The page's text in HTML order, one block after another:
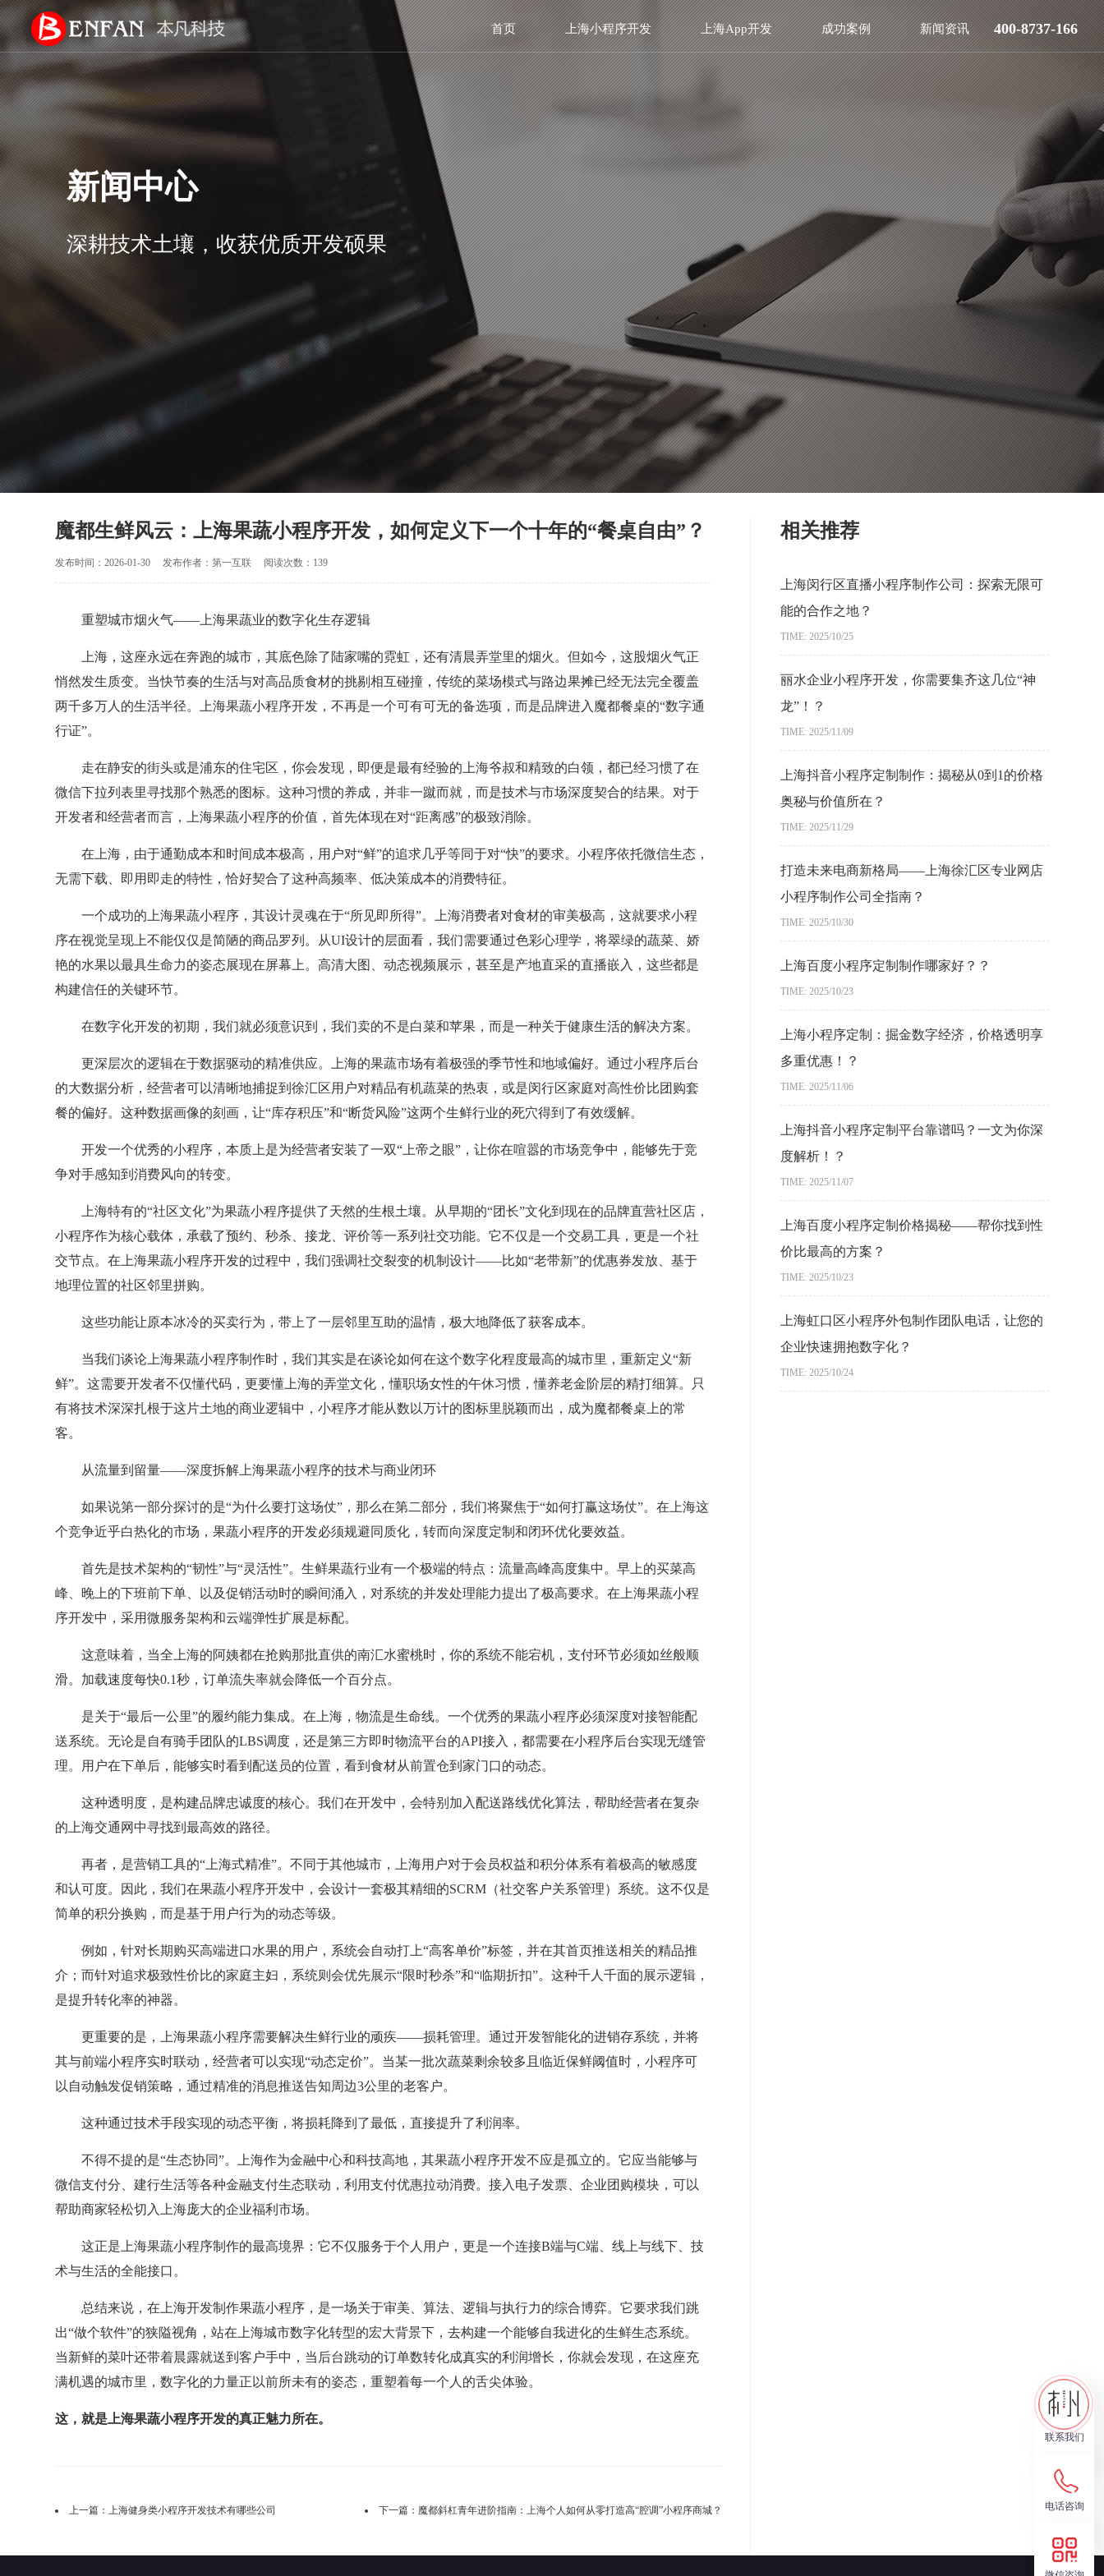
联系我们
电话咨询
400-8737-166
首页 上海小程序开发 上海App开发 成功案例 新闻资讯
新闻中心
深耕技术土壤，收获优质开发硕果
魔都生鲜风云：上海果蔬小程序开发，如何定义下一个十年的“餐桌自由”？
发布时间：2026-01-30 发布作者：第一互联 阅读次数：139
重塑城市烟火气——上海果蔬业的数字化生存逻辑
上海，这座永远在奔跑的城市，其底色除了陆家嘴的霓虹，还有清晨弄堂里的烟火。但如今，这股烟火气正
悄然发生质变。当快节奏的生活与对高品质食材的挑剔相互碰撞，传统的菜场模式与路边果摊已经无法完全覆盖
两千多万人的生活半径。上海果蔬小程序开发，不再是一个可有可无的备选项，而是品牌进入魔都餐桌的“数字通
行证”。
走在静安的街头或是浦东的住宅区，你会发现，即便是最有经验的上海爷叔和精致的白领，都已经习惯了在
微信下拉列表里寻找那个熟悉的图标。这种习惯的养成，并非一蹴而就，而是技术与市场深度契合的结果。对于
开发者和经营者而言，上海果蔬小程序的价值，首先体现在对“距离感”的极致消除。
在上海，由于通勤成本和时间成本极高，用户对“鲜”的追求几乎等同于对“快”的要求。小程序依托微信生态，
无需下载、即用即走的特性，恰好契合了这种高频率、低决策成本的消费特征。
一个成功的上海果蔬小程序，其设计灵魂在于“所见即所得”。上海消费者对食材的审美极高，这就要求小程
序在视觉呈现上不能仅仅是简陋的商品罗列。从UI设计的层面看，我们需要通过色彩心理学，将翠绿的蔬菜、娇
艳的水果以最具生命力的姿态展现在屏幕上。高清大图、动态视频展示，甚至是产地直采的直播嵌入，这些都是
构建信任的关键环节。
在数字化开发的初期，我们就必须意识到，我们卖的不是白菜和苹果，而是一种关于健康生活的解决方案。
更深层次的逻辑在于数据驱动的精准供应。上海的果蔬市场有着极强的季节性和地域偏好。通过小程序后台
的大数据分析，经营者可以清晰地捕捉到徐汇区用户对精品有机蔬菜的热衷，或是闵行区家庭对高性价比团购套
餐的偏好。这种数据画像的刻画，让“库存积压”和“断货风险”这两个生鲜行业的死穴得到了有效缓解。
开发一个优秀的小程序，本质上是为经营者安装了一双“上帝之眼”，让你在喧嚣的市场竞争中，能够先于竞
争对手感知到消费风向的转变。
上海特有的“社区文化”为果蔬小程序提供了天然的生根土壤。从早期的“团长”文化到现在的品牌直营社区店，
小程序作为核心载体，承载了预约、秒杀、接龙、评价等一系列社交功能。它不仅是一个交易工具，更是一个社
交节点。在上海果蔬小程序开发的过程中，我们强调社交裂变的机制设计——比如“老带新”的优惠券发放、基于
地理位置的社区邻里拼购。
这些功能让原本冰冷的买卖行为，带上了一层邻里互助的温情，极大地降低了获客成本。
当我们谈论上海果蔬小程序制作时，我们其实是在谈论如何在这个数字化程度最高的城市里，重新定义“新
鲜”。这需要开发者不仅懂代码，更要懂上海的弄堂文化，懂职场女性的午休习惯，懂养老金阶层的精打细算。只
有将技术深深扎根于这片土地的商业逻辑中，小程序才能从数以万计的图标里脱颖而出，成为魔都餐桌上的常
客。
从流量到留量——深度拆解上海果蔬小程序的技术与商业闭环
如果说第一部分探讨的是“为什么要打这场仗”，那么在第二部分，我们将聚焦于“如何打赢这场仗”。在上海这
个竞争近乎白热化的市场，果蔬小程序的开发必须规避同质化，转而向深度定制和闭环优化要效益。
首先是技术架构的“韧性”与“灵活性”。生鲜果蔬行业有一个极端的特点：流量高峰高度集中。早上的买菜高
峰、晚上的下班前下单、以及促销活动时的瞬间涌入，对系统的并发处理能力提出了极高要求。在上海果蔬小程
序开发中，采用微服务架构和云端弹性扩展是标配。
这意味着，当全上海的阿姨都在抢购那批直供的南汇水蜜桃时，你的系统不能宕机，支付环节必须如丝般顺
滑。加载速度每快0.1秒，订单流失率就会降低一个百分点。
是关于“最后一公里”的履约能力集成。在上海，物流是生命线。一个优秀的果蔬小程序必须深度对接智能配
送系统。无论是自有骑手团队的LBS调度，还是第三方即时物流平台的API接入，都需要在小程序后台实现无缝管
理。用户在下单后，能够实时看到配送员的位置，看到食材从前置仓到家门口的动态。
这种透明度，是构建品牌忠诚度的核心。我们在开发中，会特别加入配送路线优化算法，帮助经营者在复杂
的上海交通网中寻找到最高效的路径。
再者，是营销工具的“上海式精准”。不同于其他城市，上海用户对于会员权益和积分体系有着极高的敏感度
和认可度。因此，我们在果蔬小程序开发中，会设计一套极其精细的SCRM（社交客户关系管理）系统。这不仅是
简单的积分换购，而是基于用户行为的动态等级。
例如，针对长期购买高端进口水果的用户，系统会自动打上“高客单价”标签，并在其首页推送相关的精品推
介；而针对追求极致性价比的家庭主妇，系统则会优先展示“限时秒杀”和“临期折扣”。这种千人千面的展示逻辑，
是提升转化率的神器。
更重要的是，上海果蔬小程序需要解决生鲜行业的顽疾——损耗管理。通过开发智能化的进销存系统，并将
其与前端小程序实时联动，经营者可以实现“动态定价”。当某一批次蔬菜剩余较多且临近保鲜阈值时，小程序可
以自动触发促销策略，通过精准的消息推送告知周边3公里的老客户。
这种通过技术手段实现的动态平衡，将损耗降到了最低，直接提升了利润率。
不得不提的是“生态协同”。上海作为金融中心和科技高地，其果蔬小程序开发不应是孤立的。它应当能够与
微信支付分、建行生活等各种金融支付生态联动，利用支付优惠拉动消费。接入电子发票、企业团购模块，可以
帮助商家轻松切入上海庞大的企业福利市场。
这正是上海果蔬小程序制作的最高境界：它不仅服务于个人用户，更是一个连接B端与C端、线上与线下、技
术与生活的全能接口。
总结来说，在上海开发制作果蔬小程序，是一场关于审美、算法、逻辑与执行力的综合博弈。它要求我们跳
出“做个软件”的狭隘视角，站在上海城市数字化转型的宏大背景下，去构建一个能够自我进化的生鲜生态系统。
当新鲜的菜叶还带着晨露就送到客户手中，当后台跳动的订单数转化成真实的利润增长，你就会发现，在这座充
满机遇的城市里，数字化的力量正以前所未有的姿态，重塑着每一个人的舌尖体验。
这，就是上海果蔬小程序开发的真正魅力所在。
上一篇：上海健身类小程序开发技术有哪些公司 下一篇： 魔都斜杠青年进阶指南：上海个人如何从零打造高“腔调”小程序商城？
相关推荐
上海闵行区直播小程序制作公司：探索无限可
能的合作之地？
TIME: 2025/10/25
丽水企业小程序开发，你需要集齐这几位“神
龙”！？
TIME: 2025/11/09
上海抖音小程序定制制作：揭秘从0到1的价格
奥秘与价值所在？
TIME: 2025/11/29
打造未来电商新格局——上海徐汇区专业网店
小程序制作公司全指南？
TIME: 2025/10/30
上海百度小程序定制制作哪家好？？
TIME: 2025/10/23
上海小程序定制：掘金数字经济，价格透明享
多重优惠！？
TIME: 2025/11/06
上海抖音小程序定制平台靠谱吗？一文为你深
度解析！？
TIME: 2025/11/07
上海百度小程序定制价格揭秘——帮你找到性
价比最高的方案？
TIME: 2025/10/23
上海虹口区小程序外包制作团队电话，让您的
企业快速拥抱数字化？
TIME: 2025/10/24